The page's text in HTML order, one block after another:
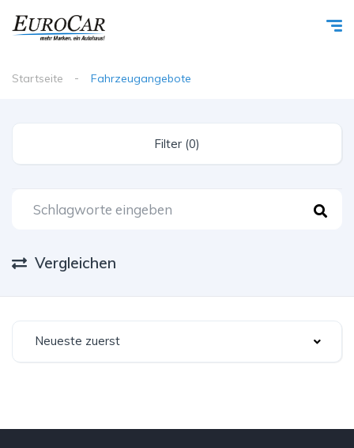
Startseite Fahrzeugangebote
Filter (0)
Vergleichen
Neueste zuerst